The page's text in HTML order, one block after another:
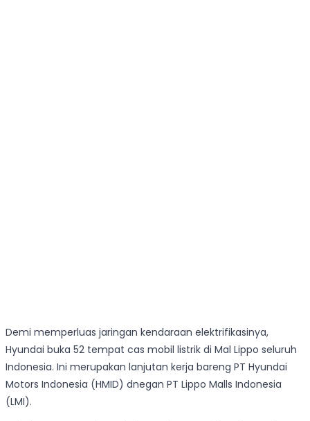
Demi memperluas jaringan kendaraan elektrifikasinya,
Hyundai buka 52 tempat cas mobil listrik di Mal Lippo seluruh
Indonesia. Ini merupakan lanjutan kerja bareng PT Hyundai
Motors Indonesia (HMID) dnegan PT Lippo Malls Indonesia
(LMI).